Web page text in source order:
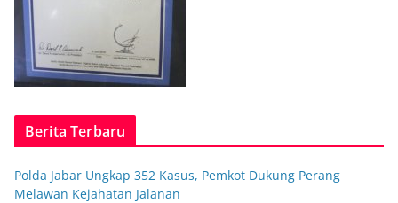
Berita Terbaru
Polda Jabar Ungkap 352 Kasus, Pemkot Dukung Perang
Melawan Kejahatan Jalanan